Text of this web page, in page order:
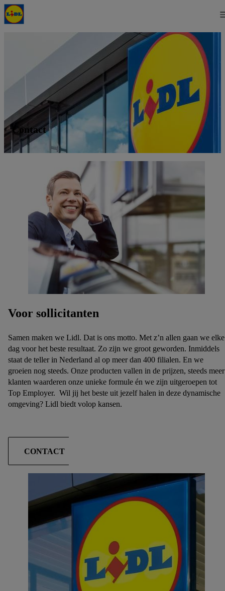
Contact
Voor sollicitanten
Samen maken we Lidl. Dat is ons motto. Met z’n allen gaan we elke
dag voor het beste resultaat. Zo zijn we groot geworden. Inmiddels
staat de teller in Nederland al op meer dan 400 filialen. En we
groeien nog steeds. Onze producten vallen in de prijzen, steeds meer
klanten waarderen onze unieke formule én we zijn uitgeroepen tot
Top Employer. Wil jij het beste uit jezelf halen in deze dynamische
omgeving? Lidl biedt volop kansen.
CONTACT